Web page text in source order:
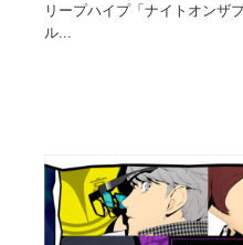
リープハイプ「ナイトオンザ
ル...